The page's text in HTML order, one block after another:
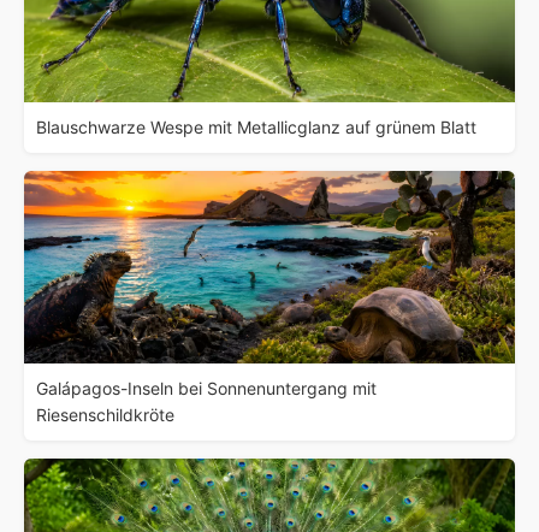
Blauschwarze Wespe mit Metallicglanz auf grünem Blatt
Galápagos-Inseln bei Sonnenuntergang mit
Riesenschildkröte